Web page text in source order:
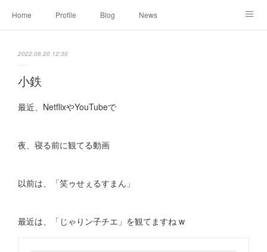
Home Profile Blog News
2022.06.20 12:30
小鉄
最近、NetflixやYouTubeで
夜、寝る前に観てる動画
以前は、「笑ゥせぇるすまん」
最近は、「じゃりン子チエ」を観てますね w